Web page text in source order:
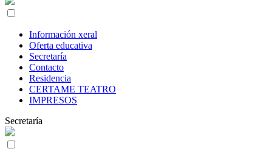
Información xeral
Oferta educativa
Secretaría
Contacto
Residencia
CERTAME TEATRO
IMPRESOS
Secretaría